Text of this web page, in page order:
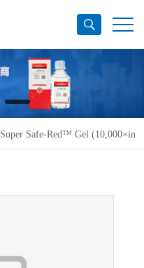
Super Safe-Red™ Gel (10,000×in